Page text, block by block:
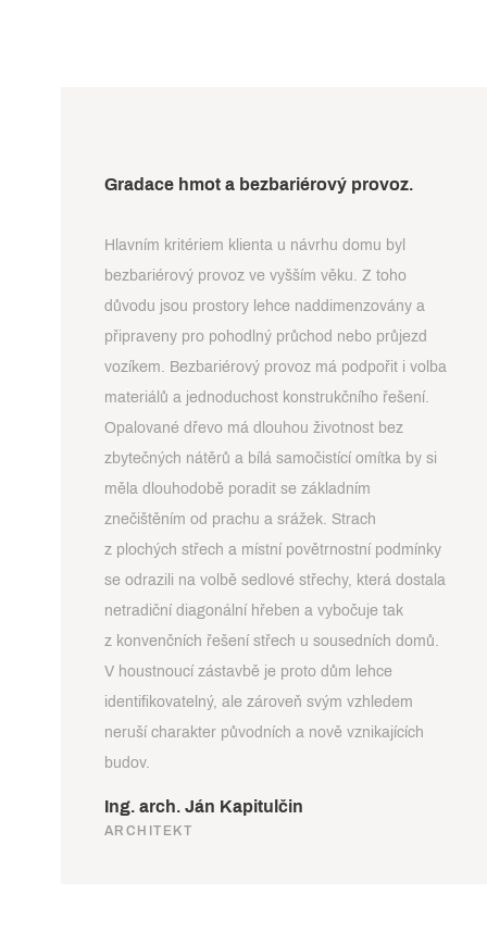
Gradace hmot a bezbariérový provoz.
Hlavním kritériem klienta u návrhu domu byl
bezbariérový provoz ve vyšším věku. Z toho
důvodu jsou prostory lehce naddimenzovány a
připraveny pro pohodlný průchod nebo průjezd
vozíkem. Bezbariérový provoz má podpořit i volba
materiálů a jednoduchost konstrukčního řešení.
Opalované dřevo má dlouhou životnost bez
zbytečných nátěrů a bílá samočistící omítka by si
měla dlouhodobě poradit se základním
znečištěním od prachu a srážek. Strach
z plochých střech a místní povětrnostní podmínky
se odrazili na volbě sedlové střechy, která dostala
netradiční diagonální hřeben a vybočuje tak
z konvenčních řešení střech u sousedních domů.
V houstnoucí zástavbě je proto dům lehce
identifikovatelný, ale zároveň svým vzhledem
neruší charakter původních a nově vznikajících
budov.
Ing. arch. Ján Kapitulčin
ARCHITEKT